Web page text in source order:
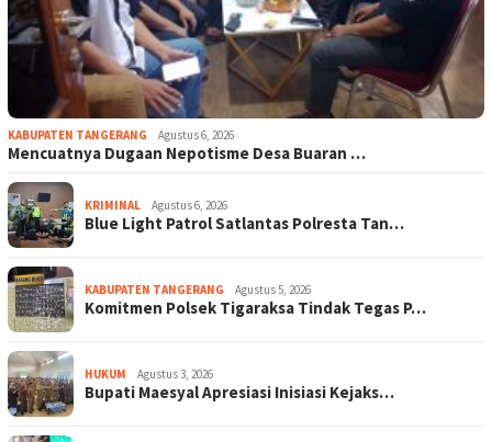
KABUPATEN TANGERANG Agustus 6, 2026
Mencuatnya Dugaan Nepotisme Desa Buaran …
KRIMINAL Agustus 6, 2026
Blue Light Patrol Satlantas Polresta Tan…
KABUPATEN TANGERANG Agustus 5, 2026
Komitmen Polsek Tigaraksa Tindak Tegas P…
HUKUM Agustus 3, 2026
Bupati Maesyal Apresiasi Inisiasi Kejaks…